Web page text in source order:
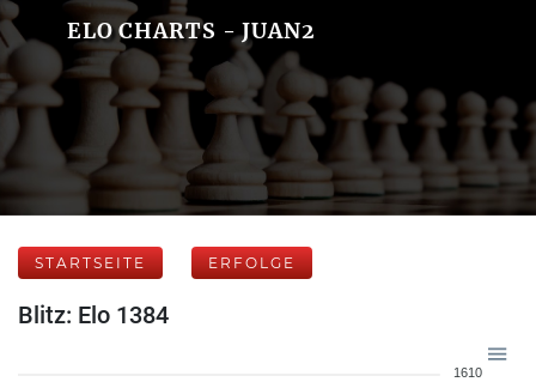
ELO CHARTS - JUAN2
STARTSEITE ERFOLGE
Blitz: Elo 1384
1610